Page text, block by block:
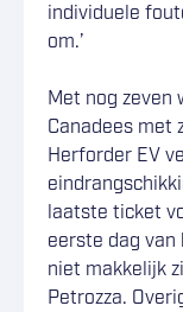
individuele
om.’
Met nog zeven
Canadees met
Herforder EV
laatste ticket
eerste dag van
niet makkelijk
Petrozza.